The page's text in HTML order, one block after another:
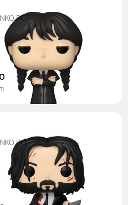
POP
ADDAMS BLACK
POP
WICK WITH KNIFES